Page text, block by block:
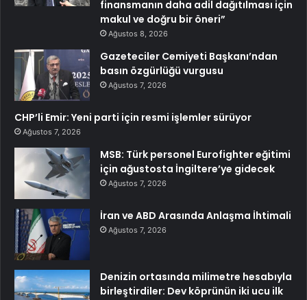
finansmanın daha adil dağıtılması için
makul ve doğru bir öneri”
Ağustos 8, 2026
Gazeteciler Cemiyeti Başkanı’ndan
basın özgürlüğü vurgusu
Ağustos 7, 2026
CHP’li Emir: Yeni parti için resmi işlemler sürüyor
Ağustos 7, 2026
MSB: Türk personel Eurofighter eğitimi
için ağustosta İngiltere’ye gidecek
Ağustos 7, 2026
İran ve ABD Arasında Anlaşma İhtimali
Ağustos 7, 2026
Denizin ortasında milimetre hesabıyla
birleştirdiler: Dev köprünün iki ucu ilk